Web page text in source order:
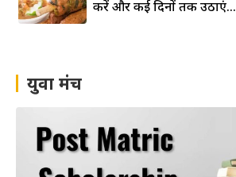
करें और कई दिनों तक उठाएं...
युवा मंच